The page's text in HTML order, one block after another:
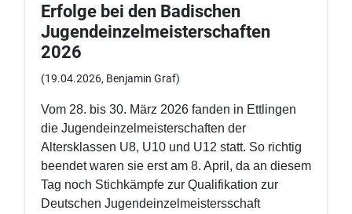
Erfolge bei den Badischen
Jugendeinzelmeisterschaften
2026
(19.04.2026, Benjamin Graf)
Vom 28. bis 30. März 2026 fanden in Ettlingen
die Jugendeinzelmeisterschaften der
Altersklassen U8, U10 und U12 statt. So richtig
beendet waren sie erst am 8. April, da an diesem
Tag noch Stichkämpfe zur Qualifikation zur
Deutschen Jugendeinzelmeistersschaft